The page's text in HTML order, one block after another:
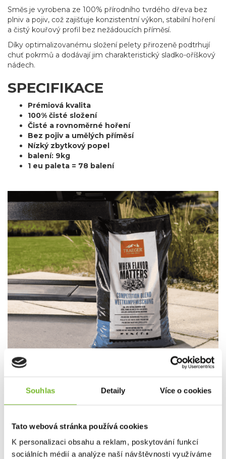
Souhlas Detaily Více o cookies
Tato webová stránka používá cookies
K personalizaci obsahu a reklam, poskytování funkcí
sociálních médií a analýze naší návštěvnosti využíváme
Směs je vyrobena ze 100% přírodního tvrdého dřeva bez
plniv a pojiv, což zajišťuje konzistentní výkon, stabilní hoření
a čistý kouřový profil bez nežádoucích příměsí.
Díky optimalizovanému složení pelety přirozeně podtrhují
chuť pokrmů a dodávají jim charakteristický sladko-oříškový
nádech.
SPECIFIKACE
Prémiová kvalita
100% čisté složení
Čisté a rovnoměrné hoření
Bez pojiv a umělých příměsí
Nízký zbytkový popel
balení: 9kg
1 eu paleta = 78 balení
Certifikace FSC®
Forest Stewardship Council® je mezinárodní nevládní
společensky prospěšné a ekonomicky životaschopné
hospodaření v lesích světa. Dodáním zcela nové řady pelet
s certifikací FSC činí společnost Traeger obrovský krok
vpřed v oblasti udržitelnosti. Výběrem tohoto produktu